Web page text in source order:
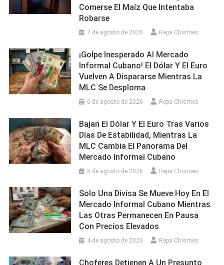
Comerse El Maíz Que Intentaba
Robarse
7 de agosto de 2026 Repa Chismes
¡Golpe Inesperado Al Mercado
Informal Cubano! El Dólar Y El Euro
Vuelven A Dispararse Mientras La
MLC Se Desploma
6 de agosto de 2026 Repa Chismes
Bajan El Dólar Y El Euro Tras Varios
Días De Estabilidad, Mientras La
MLC Cambia El Panorama Del
Mercado Informal Cubano
5 de agosto de 2026 Repa Chismes
Solo Una Divisa Se Mueve Hoy En El
Mercado Informal Cubano Mientras
Las Otras Permanecen En Pausa
Con Precios Elevados
4 de agosto de 2026 Repa Chismes
Choferes Detienen A Un Presunto